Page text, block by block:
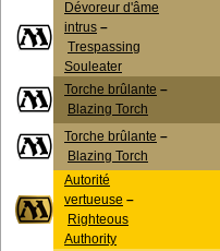
Dévoreur d'âme
intrus –
Trespassing
Souleater
Torche brûlante –
Blazing Torch
Torche brûlante –
Blazing Torch
Autorité
vertueuse –
Righteous
Authority